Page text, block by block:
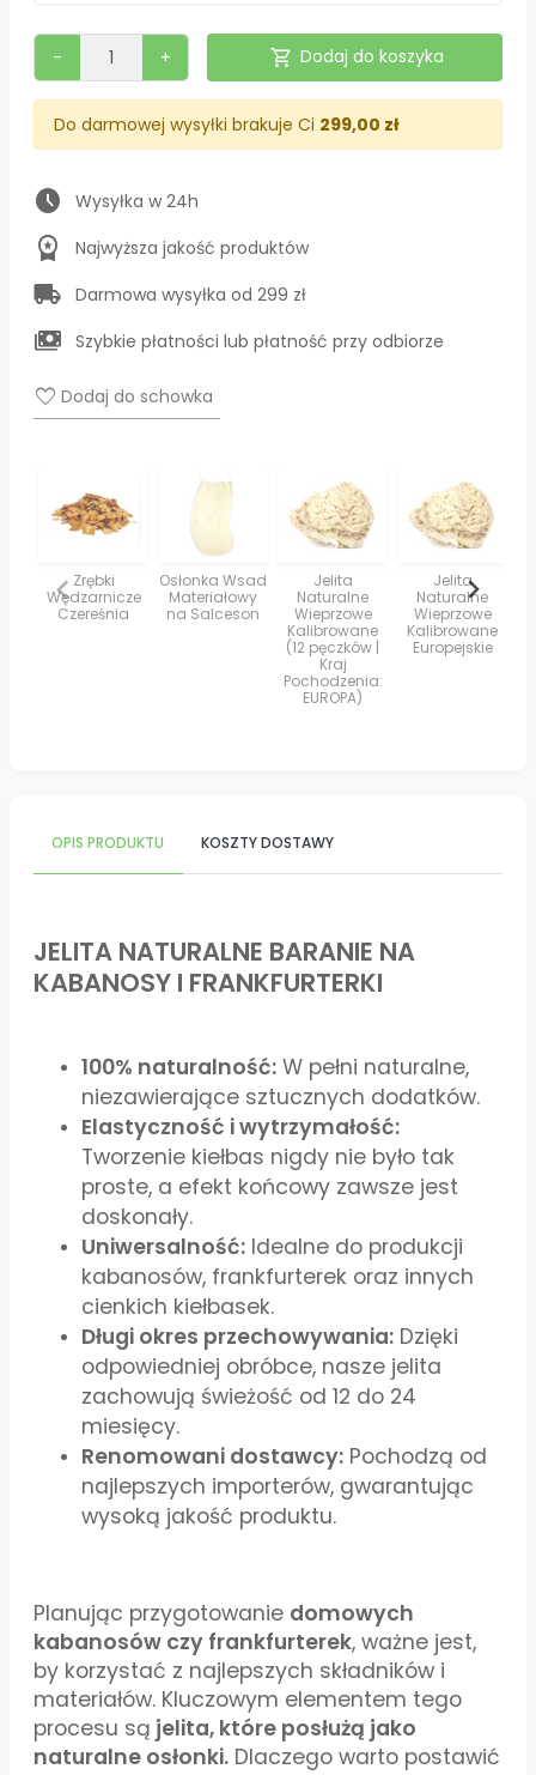
- + shopping_cart Dodaj do koszyka
Do darmowej wysyłki brakuje Ci 299,00 zł
schedule Wysyłka w 24h
workspace_premium Najwyższa jakość produktów
local_shipping Darmowa wysyłka od 299 zł
payments Szybkie płatności lub płatność przy odbiorze
favorite Dodaj do schowka
Zrębki
Wędzarnicze
Czereśnia
Osłonka Wsad
Materiałowy
na Salceson
Jelita
Naturalne
Wieprzowe
Kalibrowane
(12 pęczków |
Kraj
Pochodzenia:
EUROPA)
Jelita
Naturalne
Wieprzowe
Kalibrowane
Europejskie
OPIS PRODUKTU KOSZTY DOSTAWY
JELITA NATURALNE BARANIE NA
KABANOSY I FRANKFURTERKI
100% naturalność: W pełni naturalne,
niezawierające sztucznych dodatków.
Elastyczność i wytrzymałość:
Tworzenie kiełbas nigdy nie było tak
proste, a efekt końcowy zawsze jest
doskonały.
Uniwersalność: Idealne do produkcji
kabanosów, frankfurterek oraz innych
cienkich kiełbasek.
Długi okres przechowywania: Dzięki
odpowiedniej obróbce, nasze jelita
zachowują świeżość od 12 do 24
miesięcy.
Renomowani dostawcy: Pochodzą od
najlepszych importerów, gwarantując
wysoką jakość produktu.
Planując przygotowanie domowych
kabanosów czy frankfurterek, ważne jest,
by korzystać z najlepszych składników i
materiałów. Kluczowym elementem tego
procesu są jelita, które posłużą jako
naturalne osłonki. Dlaczego warto postawić